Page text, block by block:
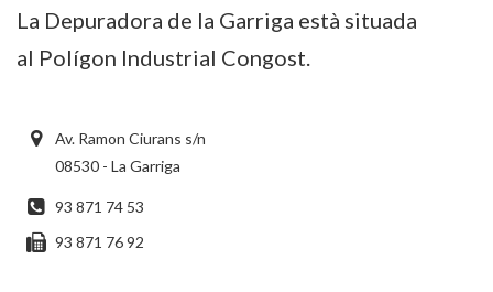
La Depuradora de la Garriga està situada
al Polígon Industrial Congost.
Av. Ramon Ciurans s/n
08530 - La Garriga
93 871 74 53
93 871 76 92